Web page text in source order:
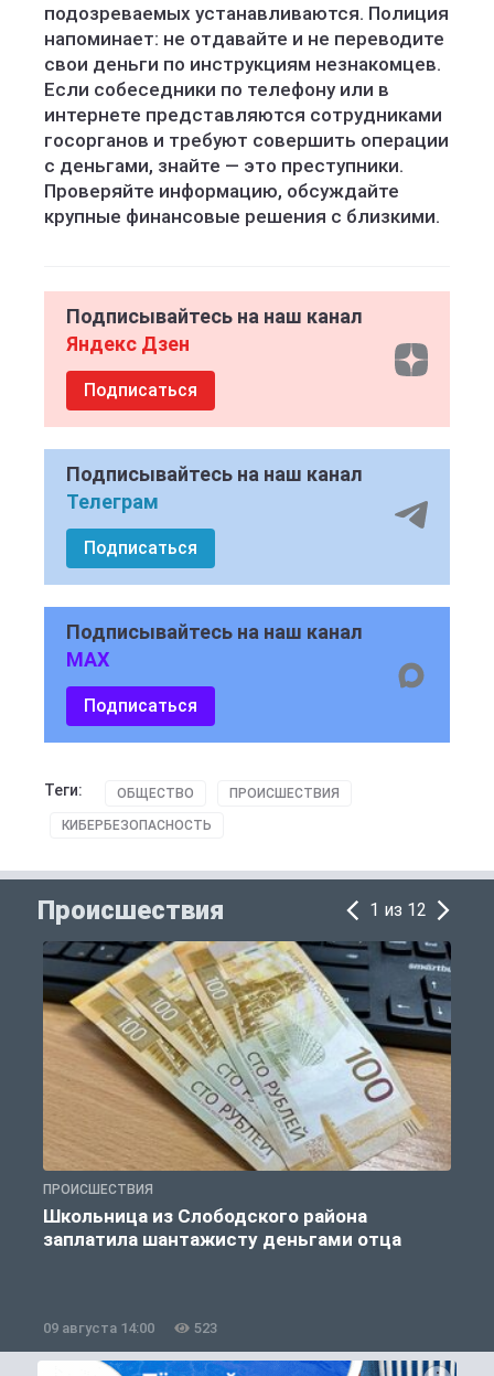
подозреваемых устанавливаются. Полиция
напоминает: не отдавайте и не переводите
свои деньги по инструкциям незнакомцев.
Если собеседники по телефону или в
интернете представляются сотрудниками
госорганов и требуют совершить операции
с деньгами, знайте — это преступники.
Проверяйте информацию, обсуждайте
крупные финансовые решения с близкими.
Подписывайтесь на наш канал
Яндекс Дзен
Подписаться
Подписывайтесь на наш канал
Телеграм
Подписаться
Подписывайтесь на наш канал
MAX
Подписаться
Теги: ОБЩЕСТВО ПРОИСШЕСТВИЯ
КИБЕРБЕЗОПАСНОСТЬ
Происшествия 1 из 12
ПРОИСШЕСТВИЯ
Школьница из Слободского района
заплатила шантажисту деньгами отца
09 августа 14:00 523